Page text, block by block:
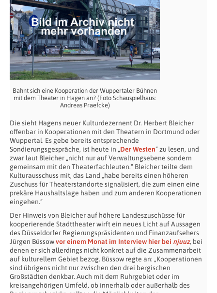
Bahnt sich eine Kooperation der Wuppertaler Bühnen
mit dem Theater in Hagen an? (Foto Schauspielhaus:
Andreas Praefcke)
Die sieht Hagens neuer Kulturdezernent Dr. Herbert Bleicher
offenbar in Kooperationen mit den Theatern in Dortmund oder
Wuppertal. Es gebe bereits entsprechende
Sondierungsgespräche, ist heute in „Der Westen“ zu lesen, und
zwar laut Bleicher „nicht nur auf Verwaltungsebene sondern
gemeinsam mit den Theaterfachleuten.“ Bleicher teilte dem
Kulturausschuss mit, das Land „habe bereits einen höheren
Zuschuss für Theaterstandorte signalisiert, die zum einen eine
prekäre Haushaltslage haben und zum anderen Kooperationen
eingehen.“
Der Hinweis von Bleicher auf höhere Landeszuschüsse für
kooperierende Stadttheater wirft ein neues Licht auf Aussagen
des Düsseldorfer Regierungspräsidenten und Finanzaufsehers
Jürgen Büssowvor einem Monat im Interview hier bei njuuz, bei
denen er sich allerdings nicht konkret auf die Zusammenarbeit
auf kulturellem Gebiet bezog. Büssow regte an: „Kooperationen
sind übrigens nicht nur zwischen den drei bergischen
Großstädten denkbar. Auch mit dem Ruhrgebiet oder im
kreisangehörigen Umfeld, ob innerhalb oder außerhalb des